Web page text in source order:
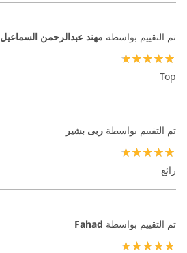
تم التقييم بواسطة مهند عبدالرحمن السماعيل
Top
تم التقييم بواسطة ربى بشير
رائع
تم التقييم بواسطة Fahad